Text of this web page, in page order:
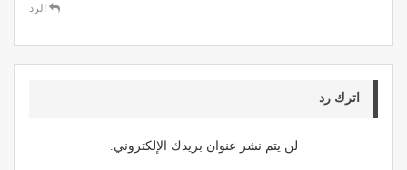
الرد
اترك رد
لن يتم نشر عنوان بريدك الإلكتروني.